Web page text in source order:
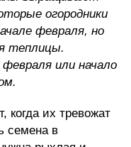
огородники
февраля, но
теплицы.
или начало
когда их тревожат
семена в